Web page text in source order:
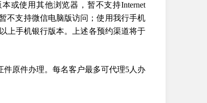
或使用其他浏览器，暂不支持Internet
不支持微信电脑版访问；使用我行手机
上手机银行版本。上述各预约渠道将于
件原件办理。每名客户最多可代理5人办